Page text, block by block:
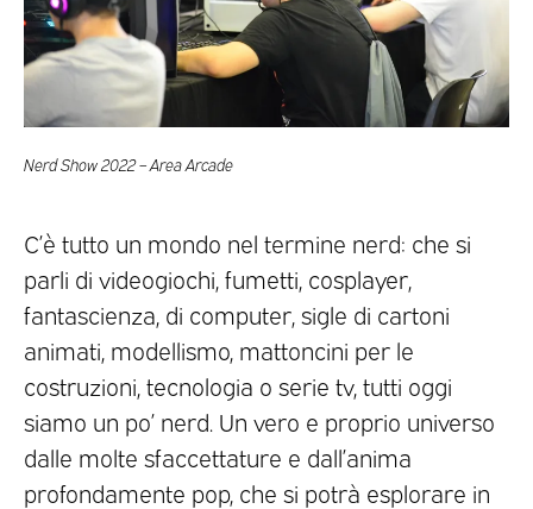
Nerd Show 2022 – Area Arcade
C’è tutto un mondo nel termine nerd: che si
parli di videogiochi, fumetti, cosplayer,
fantascienza, di computer, sigle di cartoni
animati, modellismo, mattoncini per le
costruzioni, tecnologia o serie tv, tutti oggi
siamo un po’ nerd. Un vero e proprio universo
dalle molte sfaccettature e dall’anima
profondamente pop, che si potrà esplorare in